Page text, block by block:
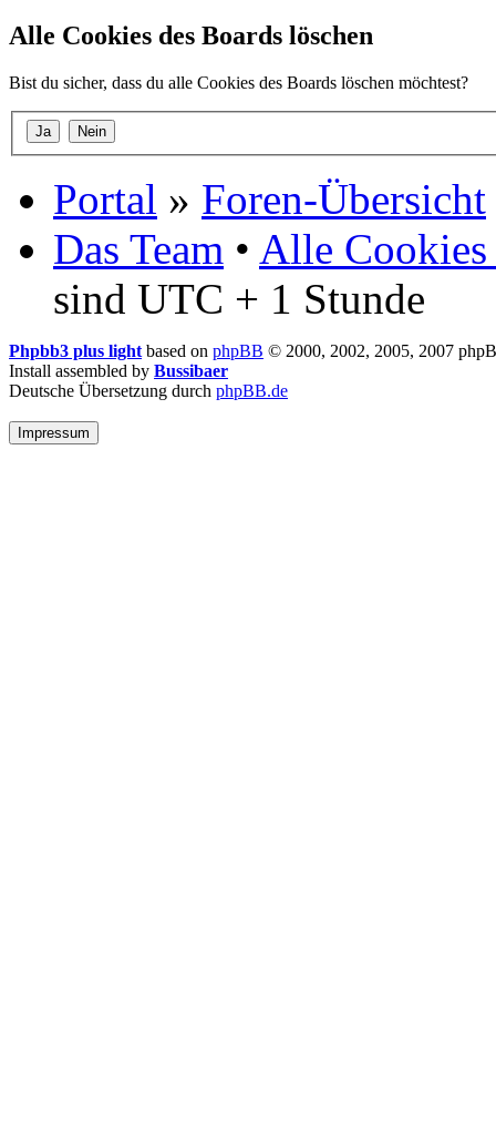
Alle Cookies des Boards löschen
Bist du sicher, dass du alle Cookies des Boards löschen möchtest?
Portal » Foren-Übersicht
Das Team • Alle Cookies
sind UTC + 1 Stunde
Phpbb3 plus light based on phpBB © 2000, 2002, 2005, 2007
Install assembled by Bussibaer
Deutsche Übersetzung durch phpBB.de